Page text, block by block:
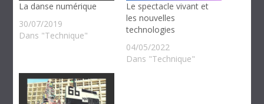
La danse numérique
30/07/2019
Dans "Technique"
Le spectacle vivant et
les nouvelles
technologies
04/05/2022
Dans "Technique"